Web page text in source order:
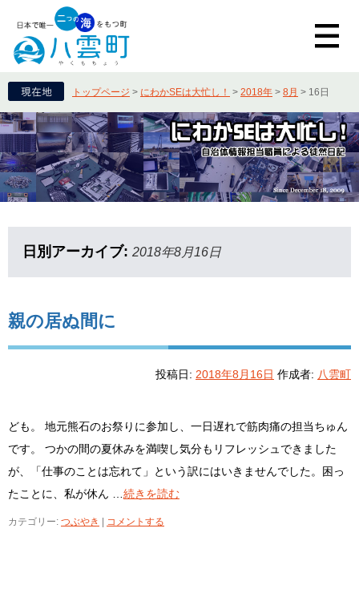
トップページ > にわかSEは大忙し！ > 2018年 > 8月 > 16日
日別アーカイブ: 2018年8月16日
親の居ぬ間に
投稿日: 2018年8月16日 作成者: 八雲町
ども。 地元熊石のお祭りに参加し、一日遅れで筋肉痛の担当ちゅん
です。 つかの間の夏休みを満喫し気分もリフレッシュできました
が、「仕事のことは忘れて」という訳にはいきませんでした。困っ
たことに、私が休ん … 続きを読む
カテゴリー: つぶやき コメントする